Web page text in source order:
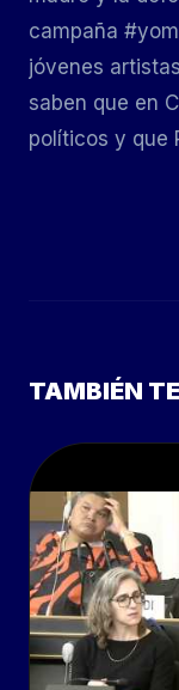
campaña
jóvenes
saben que en
políticos y que
TAMBIÉN